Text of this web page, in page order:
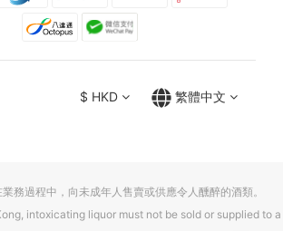
$ HKD 繁體中文
務過程中，向未成年人售賣或供應令人醺醉的酒類。
intoxicating liquor must not be sold or supplied to a